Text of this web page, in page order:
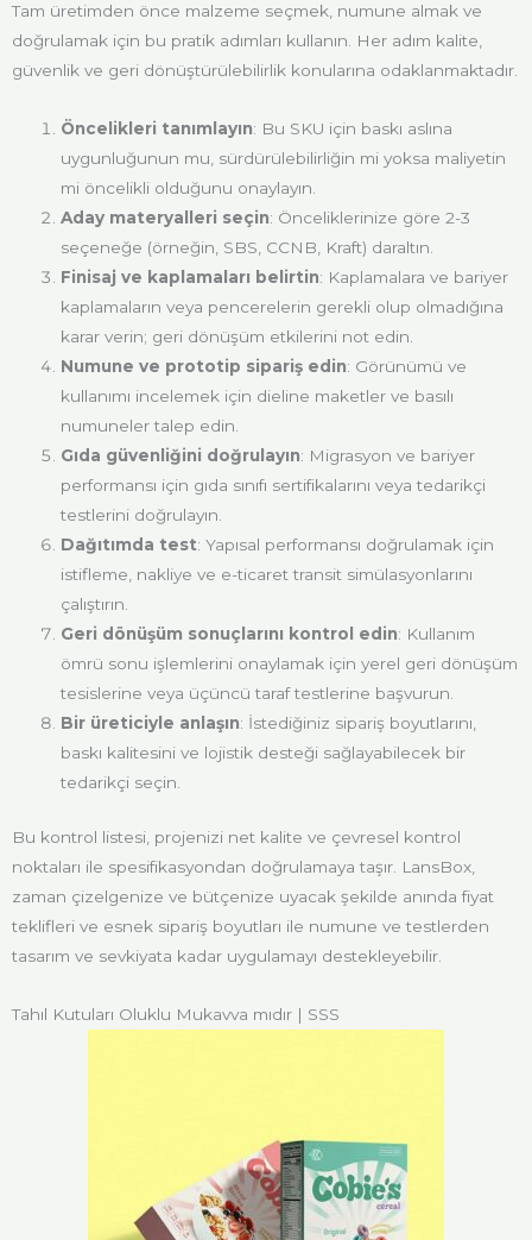
Tam üretimden önce malzeme seçmek, numune almak ve
doğrulamak için bu pratik adımları kullanın. Her adım kalite,
güvenlik ve geri dönüştürülebilirlik konularına odaklanmaktadır.
Öncelikleri tanımlayın: Bu SKU için baskı aslına
uygunluğunun mu, sürdürülebilirliğin mi yoksa maliyetin
mi öncelikli olduğunu onaylayın.
Aday materyalleri seçin: Önceliklerinize göre 2-3
seçeneğe (örneğin, SBS, CCNB, Kraft) daraltın.
Finisaj ve kaplamaları belirtin: Kaplamalara ve bariyer
kaplamaların veya pencerelerin gerekli olup olmadığına
karar verin; geri dönüşüm etkilerini not edin.
Numune ve prototip sipariş edin: Görünümü ve
kullanımı incelemek için dieline maketler ve basılı
numuneler talep edin.
Gıda güvenliğini doğrulayın: Migrasyon ve bariyer
performansı için gıda sınıfı sertifikalarını veya tedarikçi
testlerini doğrulayın.
Dağıtımda test: Yapısal performansı doğrulamak için
istifleme, nakliye ve e-ticaret transit simülasyonlarını
çalıştırın.
Geri dönüşüm sonuçlarını kontrol edin: Kullanım
ömrü sonu işlemlerini onaylamak için yerel geri dönüşüm
tesislerine veya üçüncü taraf testlerine başvurun.
Bir üreticiyle anlaşın: İstediğiniz sipariş boyutlarını,
baskı kalitesini ve lojistik desteği sağlayabilecek bir
tedarikçi seçin.
Bu kontrol listesi, projenizi net kalite ve çevresel kontrol
noktaları ile spesifikasyondan doğrulamaya taşır. LansBox,
zaman çizelgenize ve bütçenize uyacak şekilde anında fiyat
teklifleri ve esnek sipariş boyutları ile numune ve testlerden
tasarım ve sevkiyata kadar uygulamayı destekleyebilir.
Tahıl Kutuları Oluklu Mukavva mıdır | SSS